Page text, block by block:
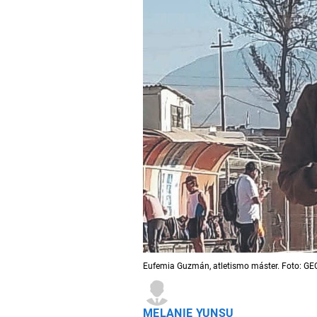
Eufemia Guzmán, atletismo máster. Foto:
MELANIE YUNSU